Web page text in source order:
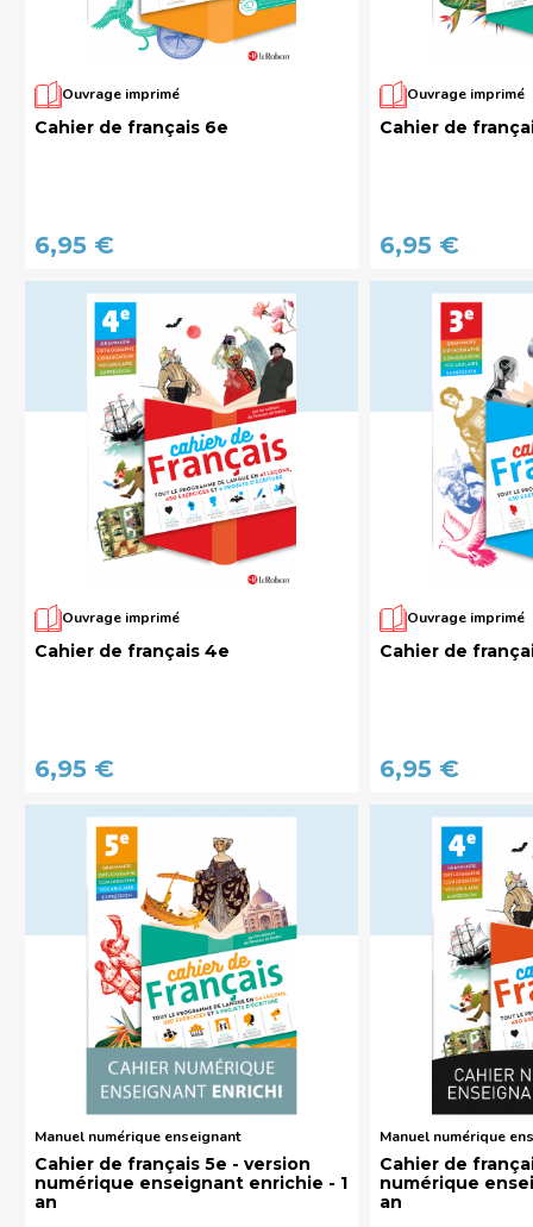
Ouvrage imprimé
Cahier de français 6e
6,95 €
Ouvrage imprimé
Cahier de
6,95 €
Ouvrage imprimé
Cahier de français 4e
6,95 €
Ouvrage imprimé
Cahier de
6,95 €
Manuel numérique enseignant
Cahier de français 5e - version
numérique enseignant enrichie - 1
an
Manuel numérique
Cahier de
numérique
an